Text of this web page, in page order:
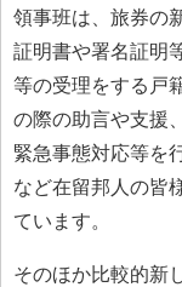
領事班は、旅券の
証明書や署名証明
等の受理をする戸
の際の助言や支援
緊急事態対応等を
など在留邦人の皆
ています。
そのほか比較的新